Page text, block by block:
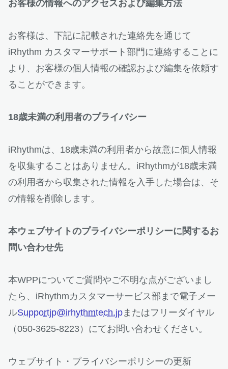
お客様の情報へのアクセスおよび編集方法
お客様は、下記に記載された連絡先を通じて
iRhythm カスタマーサポート部門に連絡することに
より、お客様の個人情報の確認および編集を依頼す
ることができます。
18歳未満の利用者のプライバシー
iRhythmは、18歳未満の利用者から故意に個人情報
を収集することはありません。iRhythmが18歳未満
の利用者から収集された情報を入手した場合は、そ
の情報を削除します。
本ウェブサイトのプライバシーポリシーに関するお
問い合わせ先
本WPPについてご質問やご不明な点がございまし
たら、iRhythmカスタマーサービス部まで電子メー
ルSupportjp@irhythmtech.jpまたはフリーダイヤル
（050-3625-8223）にてお問い合わせください。
ウェブサイト・プライバシーポリシーの更新